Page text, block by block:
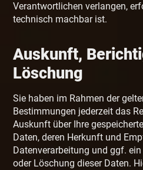
Verantwortlichen verlangen,
technisch machbar ist.
Auskunft,
Löschung
Sie haben im Rahmen der
Bestimmungen jederzeit das
Auskunft über Ihre
Daten, deren Herkunft und
Datenverarbeitung und ggf.
oder Löschung dieser Daten.